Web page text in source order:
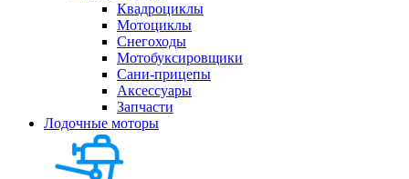
Квадроциклы
Мотоциклы
Снегоходы
Мотобуксировщики
Сани-прицепы
Аксессуары
Запчасти
Лодочные моторы